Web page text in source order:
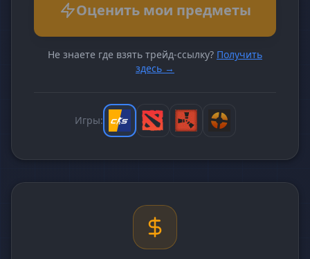
Оценить мои предметы
Не знаете где взять трейд-ссылку? Получить
здесь →
Игры: